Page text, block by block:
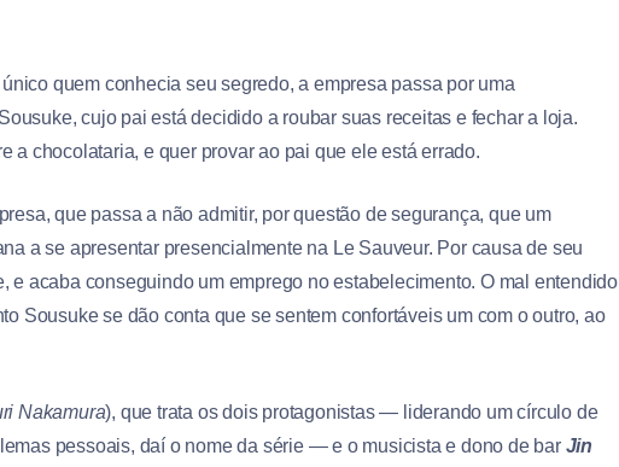
quem conhecia seu segredo, a empresa passa por uma
cujo pai está decidido a roubar suas receitas e fechar a loja.
a chocolataria, e quer provar ao pai que ele está errado.
que passa a não admitir, por questão de segurança, que um
a se apresentar presencialmente na Le Sauveur. Por causa de seu
e acaba conseguindo um emprego no estabelecimento. O mal entendido
Sousuke se dão conta que se sentem confortáveis um com o outro, ao
Nakamura), que trata os dois protagonistas — liderando um círculo de
pessoais, daí o nome da série — e o musicista e dono de bar Jin